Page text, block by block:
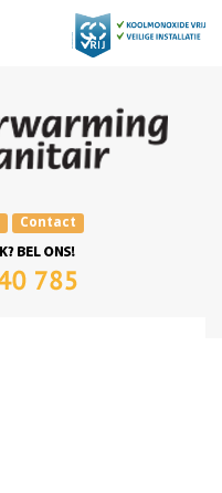
Contact